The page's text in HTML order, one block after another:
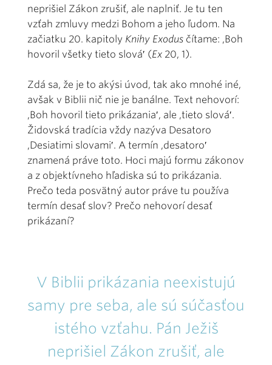
neprišiel Zákon zrušiť, ale naplniť. Je tu ten
vzťah zmluvy medzi Bohom a jeho ľudom. Na
začiatku 20. kapitoly Knihy Exodus čítame: ,Boh
hovoril všetky tieto slová′ (Ex 20, 1).
Zdá sa, že je to akýsi úvod, tak ako mnohé iné,
avšak v Biblii nič nie je banálne. Text nehovorí:
,Boh hovoril tieto prikázania′, ale ,tieto slová′.
Židovská tradícia vždy nazýva Desatoro
,Desiatimi slovami′. A termín ,desatoro′
znamená práve toto. Hoci majú formu zákonov
a z objektívneho hľadiska sú to prikázania.
Prečo teda posvätný autor práve tu používa
termín desať slov? Prečo nehovorí desať
prikázaní?
V Biblii prikázania neexistujú
samy pre seba, ale sú súčasťou
istého vzťahu. Pán Ježiš
neprišiel Zákon zrušiť, ale